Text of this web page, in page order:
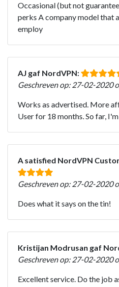
Occasional (but not
perks A company model that
employ
AJ gaf NordVPN:
Geschreven op: 27-02-2020
Works as advertised. More
User for 18 months. So far,
A satisfied NordVPN
Geschreven op: 27-02-2020
Does what it says on the tin!
Kristijan Modrusan gaf
Geschreven op: 27-02-2020
Excellent service. Do the job